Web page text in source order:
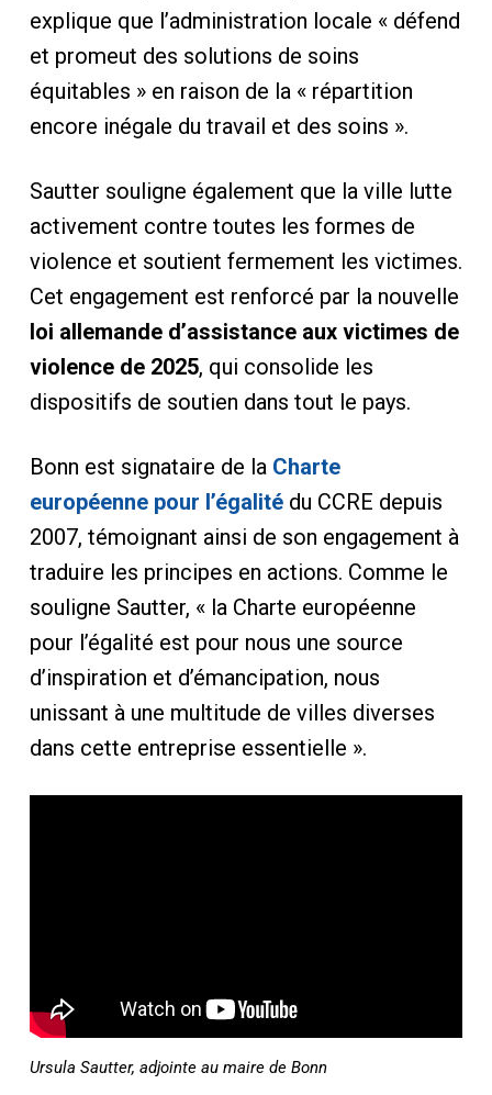
explique que l’administration locale « défend
et promeut des solutions de soins
équitables » en raison de la « répartition
encore inégale du travail et des soins ».
Sautter souligne également que la ville lutte
activement contre toutes les formes de
violence et soutient fermement les victimes.
Cet engagement est renforcé par la nouvelle
loi allemande d’assistance aux victimes de
violence de 2025, qui consolide les
dispositifs de soutien dans tout le pays.
Bonn est signataire de la Charte
européenne pour l’égalitédu CCRE depuis
2007, témoignant ainsi de son engagement à
traduire les principes en actions. Comme le
souligne Sautter, « la Charte européenne
pour l’égalité est pour nous une source
d’inspiration et d’émancipation, nous
unissant à une multitude de villes diverses
dans cette entreprise essentielle ».
Ursula Sautter, adjointe au maire de Bonn